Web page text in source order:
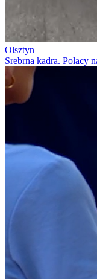
Olsztyn
Srebrna kadra. Polacy